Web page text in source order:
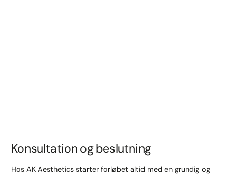
Konsultation og beslutning
Hos AK Aesthetics starter forløbet altid med en grundig og